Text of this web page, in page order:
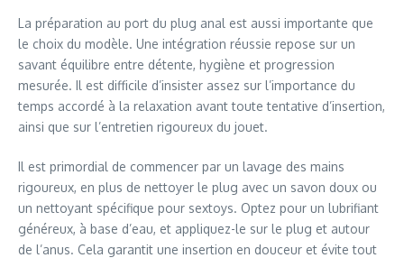
La préparation au port du plug anal est aussi importante que
le choix du modèle. Une intégration réussie repose sur un
savant équilibre entre détente, hygiène et progression
mesurée. Il est difficile d’insister assez sur l’importance du
temps accordé à la relaxation avant toute tentative d’insertion,
ainsi que sur l’entretien rigoureux du jouet.
Il est primordial de commencer par un lavage des mains
rigoureux, en plus de nettoyer le plug avec un savon doux ou
un nettoyant spécifique pour sextoys. Optez pour un lubrifiant
généreux, à base d’eau, et appliquez-le sur le plug et autour
de l’anus. Cela garantit une insertion en douceur et évite tout